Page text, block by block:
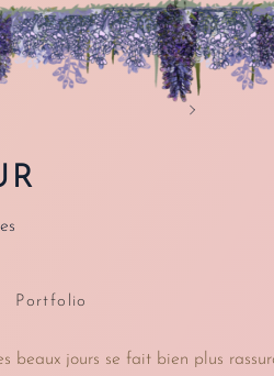
Portfolio
jours se fait bien plus